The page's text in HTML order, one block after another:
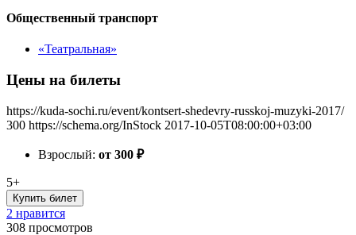
Общественный транспорт
«Театральная»
Цены на билеты
https://kuda-sochi.ru/event/kontsert-shedevry-russkoj-muzyki-2017/
300 https://schema.org/InStock 2017-10-05T08:00:00+03:00
Взрослый: от 300 ₽
5+
Купить билет
2 нравится
308 просмотров